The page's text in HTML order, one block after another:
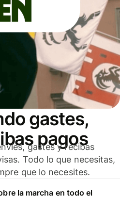
gastes,
pagos
gastes y recibas
Todo lo que necesitas,
que lo necesites.
la marcha en todo el